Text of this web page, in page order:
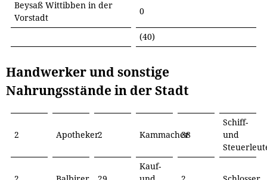
Beysaß Wittibben in der
Vorstadt
0
(40)
Handwerker und sonstige
Nahrungsstände in der Stadt
2 Apotheker2 Kammacher
38
Schiff-
und
Kauf-